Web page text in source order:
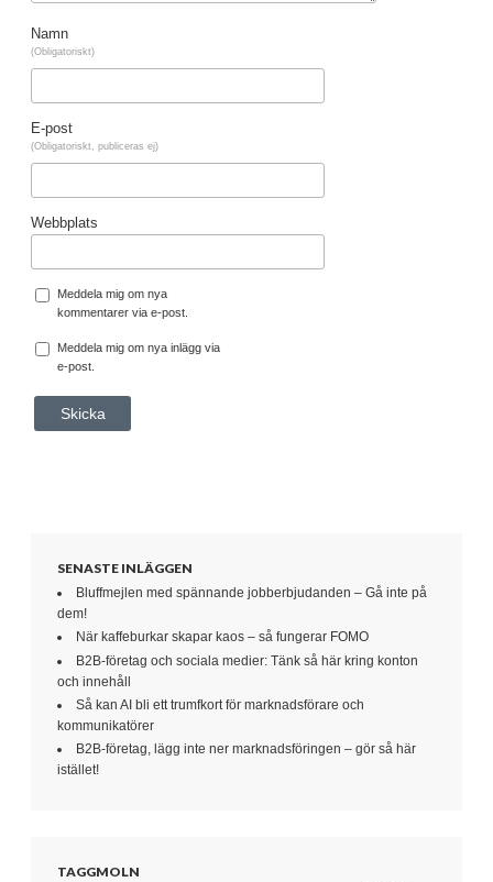
Namn
(Obligatoriskt)
E-post
(Obligatoriskt, publiceras ej)
Webbplats
Meddela mig om nya
kommentarer via e-post.
Meddela mig om nya inlägg via
e-post.
SENASTE INLÄGGEN
Bluffmejlen med spännande jobberbjudanden – Gå inte på
dem!
När kaffeburkar skapar kaos – så fungerar FOMO
B2B-företag och sociala medier: Tänk så här kring konton
och innehåll
Så kan AI bli ett trumfkort för marknadsförare och
kommunikatörer
B2B-företag, lägg inte ner marknadsföringen – gör så här
istället!
TAGGMOLN